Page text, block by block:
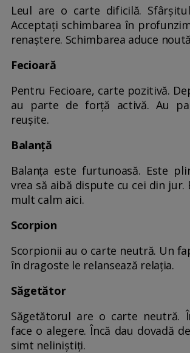
Leul are o carte dificilă.
Acceptaţi schimbarea în
renaştere. Schimbarea aduce
Fecioară
Pentru Fecioare, carte pozitivă.
au parte de forţă activă. Au
reuşite.
Balanță
Balanţa este furtunoasă. Este
vrea să aibă dispute cu cei din jur.
mult calm aici.
Scorpion
Scorpionii au o carte neutră. Un
în dragoste le relansează relaţia.
Săgetător
Săgetătorul are o carte neutră.
face o alegere. Încă dau dovadă
simt neliniştiţi.